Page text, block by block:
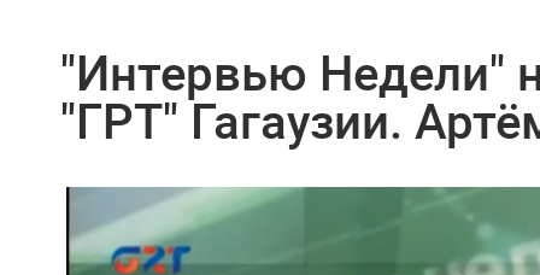
"Интервью Недели"
"ГРТ" Гагаузии.